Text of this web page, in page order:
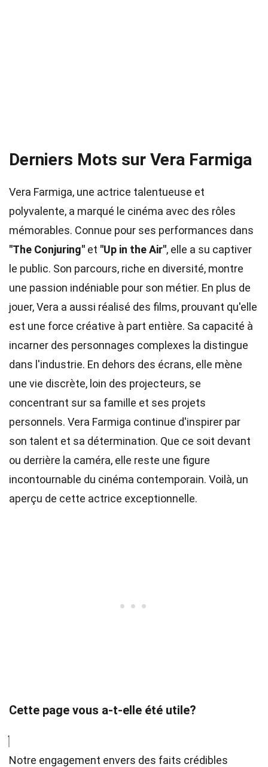
Derniers Mots sur Vera Farmiga
Vera Farmiga, une actrice talentueuse et
polyvalente, a marqué le cinéma avec des rôles
mémorables. Connue pour ses performances dans
"The Conjuring" et "Up in the Air", elle a su captiver
le public. Son parcours, riche en diversité, montre
une passion indéniable pour son métier. En plus de
jouer, Vera a aussi réalisé des films, prouvant qu'elle
est une force créative à part entière. Sa capacité à
incarner des personnages complexes la distingue
dans l'industrie. En dehors des écrans, elle mène
une vie discrète, loin des projecteurs, se
concentrant sur sa famille et ses projets
personnels. Vera Farmiga continue d'inspirer par
son talent et sa détermination. Que ce soit devant
ou derrière la caméra, elle reste une figure
incontournable du cinéma contemporain. Voilà, un
aperçu de cette actrice exceptionnelle.
Cette page vous a-t-elle été utile?
Notre engagement envers des faits crédibles